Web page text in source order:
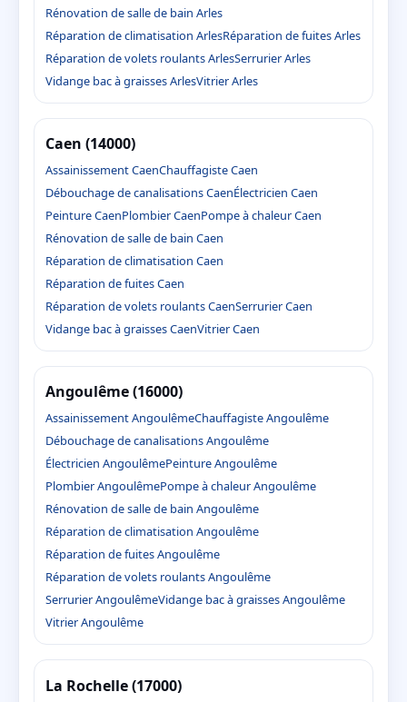
Rénovation de salle de bain Arles
Réparation de climatisation ArlesRéparation de fuites Arles
Réparation de volets roulants ArlesSerrurier Arles
Vidange bac à graisses ArlesVitrier Arles
Caen (14000)
Assainissement CaenChauffagiste Caen
Débouchage de canalisations CaenÉlectricien Caen
Peinture CaenPlombier CaenPompe à chaleur Caen
Rénovation de salle de bain Caen
Réparation de climatisation Caen
Réparation de fuites Caen
Réparation de volets roulants CaenSerrurier Caen
Vidange bac à graisses CaenVitrier Caen
Angoulême (16000)
Assainissement AngoulêmeChauffagiste Angoulême
Débouchage de canalisations Angoulême
Électricien AngoulêmePeinture Angoulême
Plombier AngoulêmePompe à chaleur Angoulême
Rénovation de salle de bain Angoulême
Réparation de climatisation Angoulême
Réparation de fuites Angoulême
Réparation de volets roulants Angoulême
Serrurier AngoulêmeVidange bac à graisses Angoulême
Vitrier Angoulême
La Rochelle (17000)